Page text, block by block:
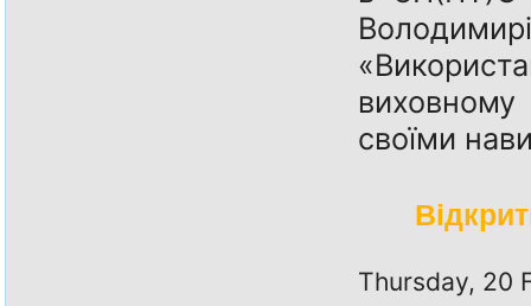
своїми
Thursday, 20